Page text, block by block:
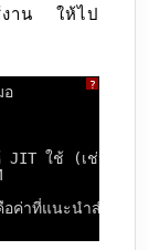
งาน ให้ไป
?
อ
JIT ใช้ (เช่น 100
อค่าที่แนะนำสำหรั